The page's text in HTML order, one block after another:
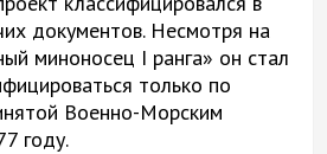
документов. Несмотря на
миноносец I ранга» он стал
только по
Военно-Морским
году.